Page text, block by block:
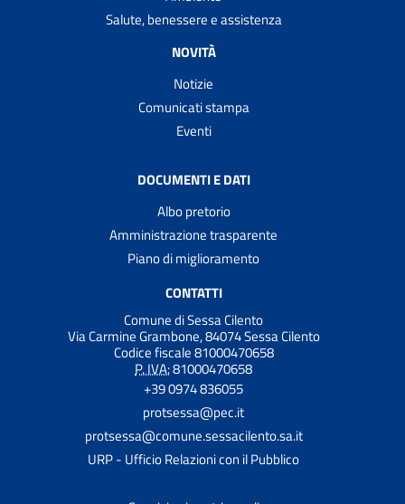
Salute, benessere e assistenza
NOVITÀ
Notizie
Comunicati stampa
Eventi
DOCUMENTI E DATI
Albo pretorio
Amministrazione trasparente
Piano di miglioramento
CONTATTI
Comune di Sessa Cilento
Via Carmine Grambone, 84074 Sessa Cilento
Codice fiscale 81000470658
P. IVA:81000470658
+39 0974 836055
protsessa@pec.it
protsessa@comune.sessacilento.sa.it
URP - Ufficio Relazioni con il Pubblico